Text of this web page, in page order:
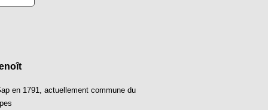
en 1791, actuellement commune du